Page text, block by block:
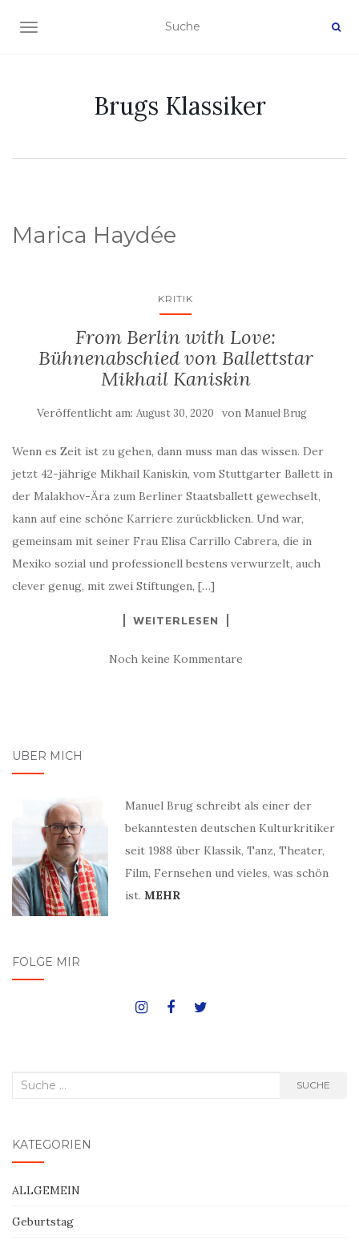
NAVIGATION EIN-/AUSSCHALTEN
Brugs Klassiker
Marica Haydée
KRITIK
From Berlin with Love:
Bühnenabschied von Ballettstar
Mikhail Kaniskin
Veröffentlicht am: August 30, 2020 von Manuel Brug
Wenn es Zeit ist zu gehen, dann muss man das wissen. Der
jetzt 42-jährige Mikhail Kaniskin, vom Stuttgarter Ballett in
der Malakhov-Ära zum Berliner Staatsballett gewechselt,
kann auf eine schöne Karriere zurückblicken. Und war,
gemeinsam mit seiner Frau Elisa Carrillo Cabrera, die in
Mexiko sozial und professionell bestens verwurzelt, auch
clever genug, mit zwei Stiftungen, […]
WEITERLESEN
Noch keine Kommentare
ÜBER MICH
Manuel Brug schreibt als einer der
bekanntesten deutschen Kulturkritiker
seit 1988 über Klassik, Tanz, Theater,
Film, Fernsehen und vieles, was schön
ist. MEHR
FOLGE MIR
Suche
SUCHE
KATEGORIEN
ALLGEMEIN
Geburtstag